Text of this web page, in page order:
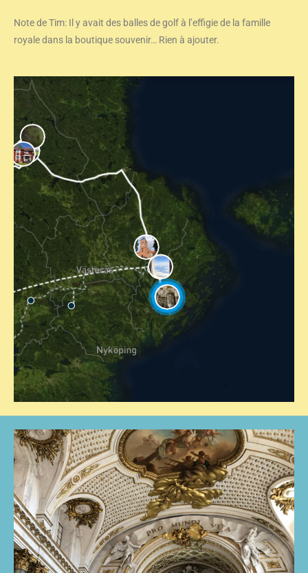
Note de Tim: Il y avait des balles de golf à l’effigie de la famille
royale dans la boutique souvenir… Rien à ajouter.